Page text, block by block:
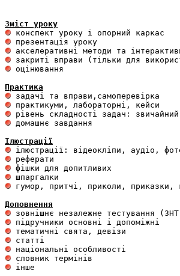
Зміст уроку
оцінювання
Практика
домашнє завдання
Ілюстрації
гумор, притчі, приколи, приказки,
Доповнення
інше